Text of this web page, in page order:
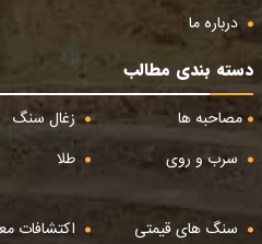
درباره ما
دسته بندی مطالب
مصاحبه ها
زغال سنگ
سرب و روی
طلا
سنگ های قیمتی
اکتشافات